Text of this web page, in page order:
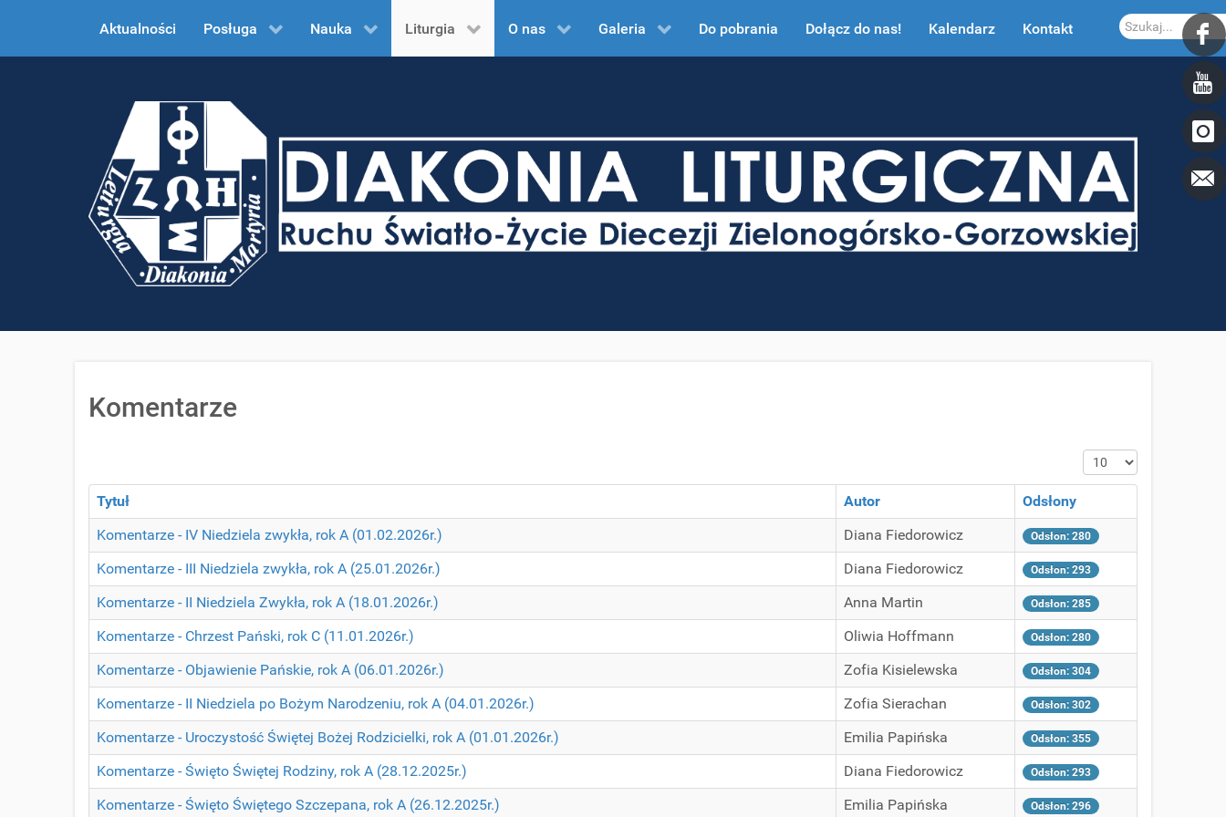
Aktualności Posługa Nauka Liturgia O nas Galeria Do pobrania Dołącz do nas! Kalendarz Kontakt Szukaj...
Komentarze
Pokaż #
Tytuł Autor
Odsłony
Komentarze - IV Niedziela zwykła, rok A (01.02.2026r.)
Diana Fiedorowicz Odsłon: 280
Komentarze - III Niedziela zwykła, rok A (25.01.2026r.) Diana Fiedorowicz Odsłon: 293
Komentarze - II Niedziela Zwykła, rok A (18.01.2026r.) Anna Martin Odsłon: 285
Komentarze - Chrzest Pański, rok C (11.01.2026r.) Oliwia Hoffmann Odsłon: 280
Komentarze - Objawienie Pańskie, rok A (06.01.2026r.) Zofia Kisielewska Odsłon: 304
Komentarze - II Niedziela po Bożym Narodzeniu, rok A (04.01.2026r.) Zofia Sierachan Odsłon: 302
Komentarze - Uroczystość Świętej Bożej Rodzicielki, rok A (01.01.2026r.) Emilia Papińska Odsłon: 355
Komentarze - Święto Świętej Rodziny, rok A (28.12.2025r.) Diana Fiedorowicz Odsłon: 293
Komentarze - Święto Świętego Szczepana, rok A (26.12.2025r.) Emilia Papińska Odsłon: 296